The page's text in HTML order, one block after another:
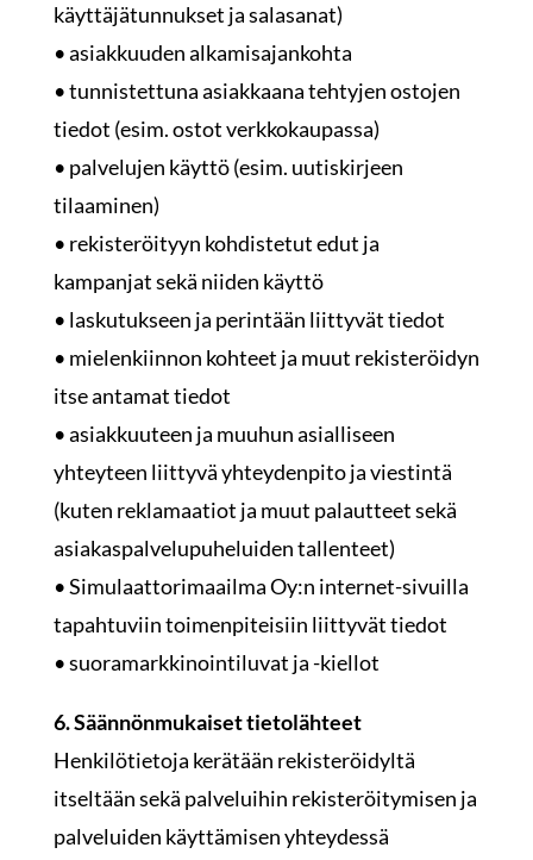
käyttäjätunnukset ja salasanat)
• asiakkuuden alkamisajankohta
• tunnistettuna asiakkaana tehtyjen ostojen
tiedot (esim. ostot verkkokaupassa)
• palvelujen käyttö (esim. uutiskirjeen
tilaaminen)
• rekisteröityyn kohdistetut edut ja
kampanjat sekä niiden käyttö
• laskutukseen ja perintään liittyvät tiedot
• mielenkiinnon kohteet ja muut rekisteröidyn
itse antamat tiedot
• asiakkuuteen ja muuhun asialliseen
yhteyteen liittyvä yhteydenpito ja viestintä
(kuten reklamaatiot ja muut palautteet sekä
asiakaspalvelupuheluiden tallenteet)
• Simulaattorimaailma Oy:n internet-sivuilla
tapahtuviin toimenpiteisiin liittyvät tiedot
• suoramarkkinointiluvat ja -kiellot
6. Säännönmukaiset tietolähteet
Henkilötietoja kerätään rekisteröidyltä
itseltään sekä palveluihin rekisteröitymisen ja
palveluiden käyttämisen yhteydessä